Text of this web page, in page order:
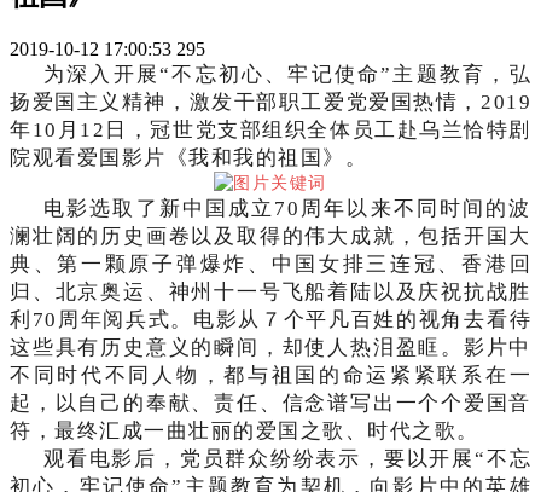
2019-10-12 17:00:53 295
为深入开展“不忘初心、牢记使命”主题教育，弘
扬爱国主义精神，激发干部职工爱党爱国热情，2019
年10月12日，冠世党支部组织全体员工赴乌兰恰特剧
院观看爱国影片《我和我的祖国》。
电影选取了新中国成立70周年以来不同时间的波
澜壮阔的历史画卷以及取得的伟大成就，包括开国大
典、第一颗原子弹爆炸、中国女排三连冠、香港回
归、北京奥运、神州十一号飞船着陆以及庆祝抗战胜
利70周年阅兵式。电影从７个平凡百姓的视角去看待
这些具有历史意义的瞬间，却使人热泪盈眶。影片中
不同时代不同人物，都与祖国的命运紧紧联系在一
起，以自己的奉献、责任、信念谱写出一个个爱国音
符，最终汇成一曲壮丽的爱国之歌、时代之歌。
观看电影后，党员群众纷纷表示，要以开展“不忘
初心，牢记使命”主题教育为契机，向影片中的英雄